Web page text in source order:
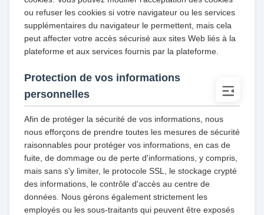
ou refuser les cookies si votre navigateur ou les services
supplémentaires du navigateur le permettent, mais cela
peut affecter votre accès sécurisé aux sites Web liés à la
plateforme et aux services fournis par la plateforme.
Protection de vos informations
personnelles
Afin de protéger la sécurité de vos informations, nous
nous efforçons de prendre toutes les mesures de sécurité
raisonnables pour protéger vos informations, en cas de
fuite, de dommage ou de perte d'informations, y compris,
mais sans s'y limiter, le protocole SSL, le stockage crypté
des informations, le contrôle d'accès au centre de
données. Nous gérons également strictement les
employés ou les sous-traitants qui peuvent être exposés